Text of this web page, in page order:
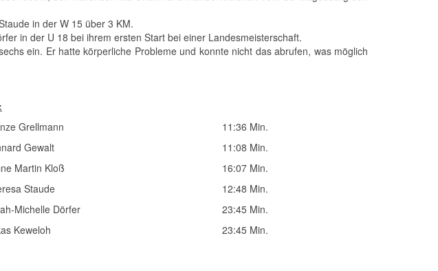
in der W 15 über 3 KM.
in der U 18 bei ihrem ersten Start bei einer Landesmeisterschaft.
ein. Er hatte körperliche Probleme und konnte nicht das abrufen, was möglich
Grellmann
11:36 Min.
Gewalt
11:08 Min.
Martin Kloß
16:07 Min.
Staude
12:48 Min.
Michelle Dörfer
23:45 Min.
Keweloh 23:45 Min.